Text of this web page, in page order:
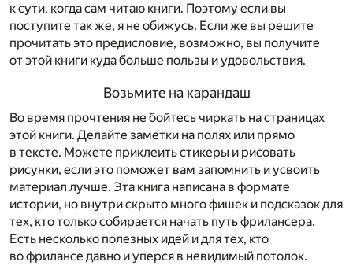
к сути, когда сам читаю книги. Поэтому если вы
поступите так же, я не обижусь. Если же вы решите
прочитать это предисловие, возможно, вы получите
от этой книги куда больше пользы и удовольствия.
Возьмите на карандаш
Во время прочтения не бойтесь чиркать на страницах
этой книги. Делайте заметки на полях или прямо
в тексте. Можете приклеить стикеры и рисовать
рисунки, если это поможет вам запомнить и усвоить
материал лучше. Эта книга написана в формате
истории, но внутри скрыто много фишек и подсказок для
тех, кто только собирается начать путь фрилансера.
Есть несколько полезных идей и для тех, кто
во фрилансе давно и уперся в невидимый потолок.